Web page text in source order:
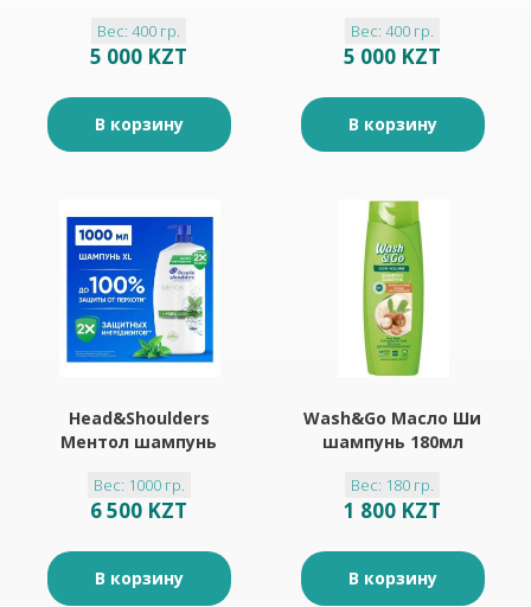
шампунь 400мл
Вес: 400 гр.
5 000 KZT
В корзину
шампунь 400мл
Вес: 400 гр.
5 000 KZT
В корзину
Head&Shoulders
Ментол шампунь
Вес: 1000 гр.
6 500 KZT
В корзину
Wash&Go Масло Ши
шампунь 180мл
Вес: 180 гр.
1 800 KZT
В корзину